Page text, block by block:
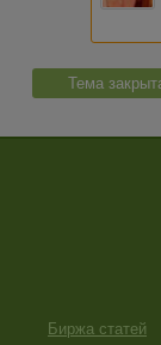
Тема
Биржа статей